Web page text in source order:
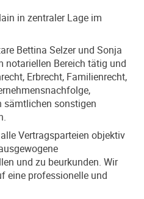
in zentraler Lage im
Bettina Selzer und Sonja
Bereich tätig und
Erbrecht, Familienrecht,
sämtlichen sonstigen
Vertragsparteien objektiv
und zu beurkunden. Wir
eine professionelle und